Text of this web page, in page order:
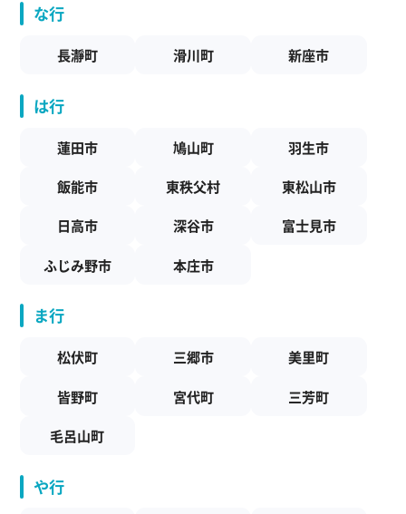
な行
長瀞町 滑川町 新座市
は行
蓮田市 鳩山町
羽生市
飯能市
東秩父村
東松山市
日高市
深谷市
富士見市
ふじみ野市
本庄市
ま行
松伏町 三郷市
美里町
皆野町
宮代町
三芳町
毛呂山町
や行